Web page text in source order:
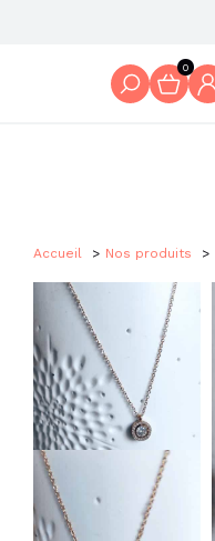
0
Accueil Nos produits